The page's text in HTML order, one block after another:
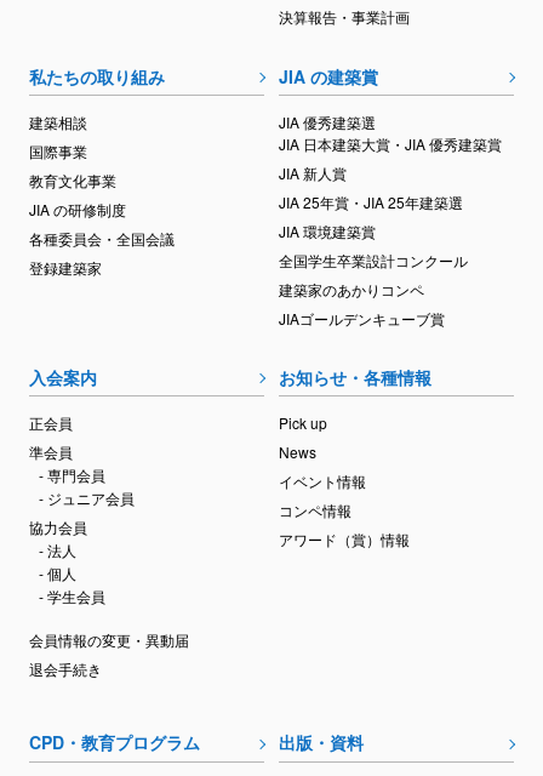
決算報告・事業計画
私たちの取り組み
建築相談
国際事業
教育文化事業
JIA の研修制度
各種委員会・全国会議
登録建築家
JIA の建築賞
JIA 優秀建築選
JIA 日本建築大賞・JIA 優秀建築賞
JIA 新人賞
JIA 25年賞・JIA 25年建築選
JIA 環境建築賞
全国学生卒業設計コンクール
建築家のあかりコンペ
JIAゴールデンキューブ賞
入会案内
正会員
準会員
- 専門会員
- ジュニア会員
協力会員
- 法人
- 個人
- 学生会員
会員情報の変更・異動届
退会手続き
お知らせ・各種情報
Pick up
News
イベント情報
コンペ情報
アワード（賞）情報
CPD・教育プログラム 出版・資料